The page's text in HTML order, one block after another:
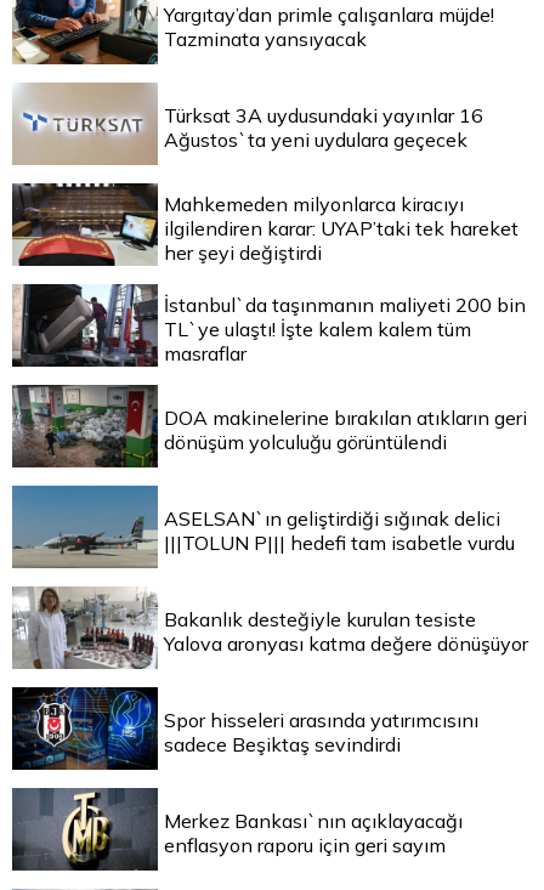
Yargıtay’dan primle çalışanlara müjde!
Tazminata yansıyacak
Türksat 3A uydusundaki yayınlar 16
Ağustos`ta yeni uydulara geçecek
Mahkemeden milyonlarca kiracıyı
ilgilendiren karar: UYAP’taki tek hareket
her şeyi değiştirdi
İstanbul`da taşınmanın maliyeti 200 bin
TL`ye ulaştı! İşte kalem kalem tüm
masraflar
DOA makinelerine bırakılan atıkların geri
dönüşüm yolculuğu görüntülendi
ASELSAN`ın geliştirdiği sığınak delici
|||TOLUN P||| hedefi tam isabetle vurdu
Bakanlık desteğiyle kurulan tesiste
Yalova aronyası katma değere dönüşüyor
Spor hisseleri arasında yatırımcısını
sadece Beşiktaş sevindirdi
Merkez Bankası`nın açıklayacağı
enflasyon raporu için geri sayım